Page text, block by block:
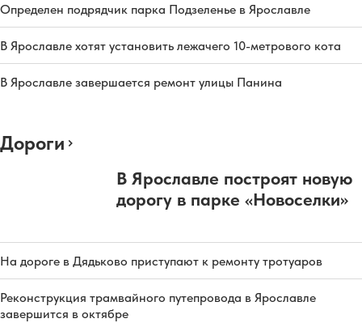
Определен подрядчик парка Подзеленье в Ярославле
В Ярославле хотят установить лежачего 10-метрового кота
В Ярославле завершается ремонт улицы Панина
Дороги
В Ярославле построят новую
дорогу в парке «Новоселки»
На дороге в Дядьково приступают к ремонту тротуаров
Реконструкция трамвайного путепровода в Ярославле
завершится в октябре